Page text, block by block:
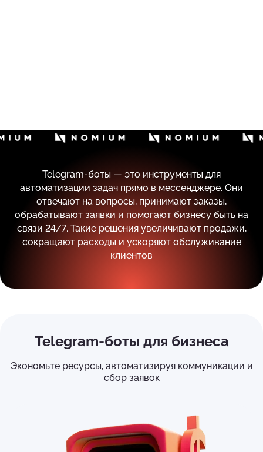
Telegram-боты — это инструменты для
автоматизации задач прямо в мессенджере. Они
отвечают на вопросы, принимают заказы,
обрабатывают заявки и помогают бизнесу быть на
связи 24/7. Такие решения увеличивают продажи,
сокращают расходы и ускоряют обслуживание
клиентов
Telegram-боты для бизнеса
Экономьте ресурсы, автоматизируя коммуникации и
сбор заявок